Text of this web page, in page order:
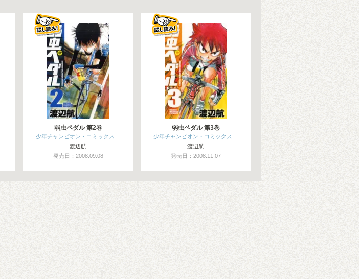
弱虫ペダル 第2巻
少年チャンピオン・コミックス…
渡辺航
発売日：2008.09.08
弱虫ペダル 第3巻
少年チャンピオン・コミックス…
渡辺航
発売日：2008.11.07